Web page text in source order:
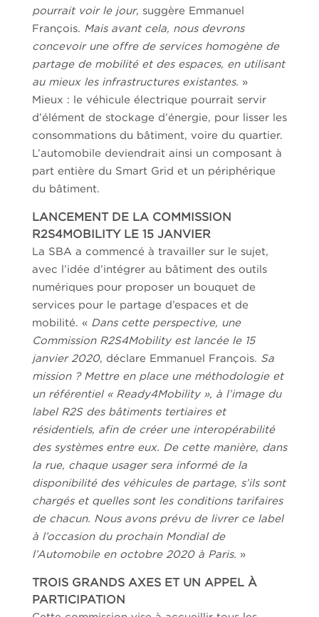
pourrait voir le jour, suggère Emmanuel
François.
Mais avant cela, nous devrons
concevoir une offre de services homogène de
partage de mobilité et des espaces, en utilisant
au mieux les infrastructures existantes. »
Mieux : le véhicule électrique pourrait servir
d’élément de stockage d’énergie, pour lisser les
consommations du bâtiment, voire du quartier.
L’automobile deviendrait ainsi un composant à
part entière du Smart Grid et un périphérique
du bâtiment.
LANCEMENT DE LA COMMISSION
R2S4MOBILITY LE 15 JANVIER
La SBA a commencé à travailler sur le sujet,
avec l’idée d’intégrer au bâtiment des outils
numériques pour proposer un bouquet de
services pour le partage d’espaces et de
mobilité. « Dans cette perspective, une
Commission R2S4Mobility est lancée le 15
janvier 2020, déclare Emmanuel François.
Sa
mission ? Mettre en place une méthodologie et
un référentiel « Ready4Mobility », à l’image du
label R2S des bâtiments tertiaires et
résidentiels, afin de créer une interopérabilité
des systèmes entre eux. De cette manière, dans
la rue, chaque usager sera informé de la
disponibilité des véhicules de partage, s’ils sont
chargés et quelles sont les conditions tarifaires
de chacun. Nous avons prévu de livrer ce label
à l’occasion du prochain Mondial de
l’Automobile en octobre 2020 à Paris. »
TROIS GRANDS AXES ET UN APPEL À
PARTICIPATION